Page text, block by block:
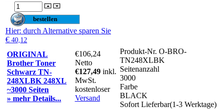
Hier: durch Alternative sparen Sie
€ 40,12
ORIGINAL
Brother Toner
Schwarz TN-
248XLBK 248XL
~3000 Seiten
» mehr Details...
€106,24
Netto
€127,49 inkl.
MwSt.
kostenloser
Versand
Produkt-Nr. O-BRO-
TN248XLBK
Seitenanzahl
3000
Farbe
BLACK
Sofort Lieferbar(1-3 Werktage)